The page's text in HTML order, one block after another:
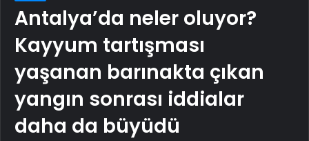
Antalya’da neler oluyor?
Kayyum tartışması
yaşanan barınakta çıkan
yangın sonrası iddialar
daha da büyüdü